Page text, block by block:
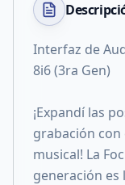
Interfaz de
8i6 (3ra Gen)
¡Expandí las
grabación
musical! La
generación es